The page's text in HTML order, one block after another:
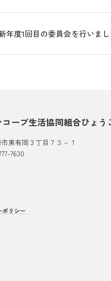
年度1回目の委員会を行いま
コープ生活協同組合ひょう
東有岡３丁目７３－１
7630
ポリシー